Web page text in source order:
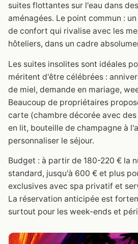
suites flottantes sur l'eau dans
aménagées. Le point commun :
de confort qui rivalise avec les
hôteliers, dans un cadre
Les suites insolites sont idéales
méritent d'être célébrées :
de miel, demande en mariage,
Beaucoup de propriétaires
carte (chambre décorée avec
en lit, bouteille de champagne à
personnaliser le séjour.
Budget : à partir de 180-220 € la
standard, jusqu'à 600 € et plus
exclusives avec spa privatif et
La réservation anticipée est
surtout pour les week-ends et